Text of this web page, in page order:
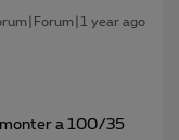
year ago
monter a 100/35